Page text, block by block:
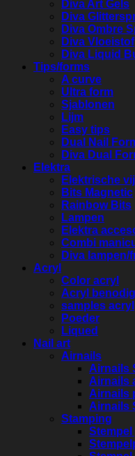
Diva Art Gels
Diva
Diva Ombre
Diva Vloeistof
Diva Liquid
Tips/forms
A curve
Ultra form
Sjablonen
Lijm
Easy tips
Dual Nail
Diva Dual
Elektra
Elektrische
Bits Magnetic
Rainbow Bits
Lampen
Elektra
Combi
Diva lampen/
Acryl
Color acryl
Acryl
samples acryl
Poeder
Liqued
Nail art
Airnails
Airnails
Airnails
Airnails
Airnails
Stamping
Stempel